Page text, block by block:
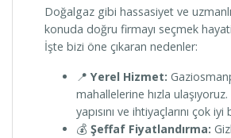
Doğalgaz gibi hassasiyet ve
konuda doğru firmayı seçmek
İşte bizi öne çıkaran nedenler:
📍 Yerel Hizmet:
mahallelerine hızla
yapısını ve ihtiyaçlarını çok
💰 Şeffaf Fiyatlandırma: